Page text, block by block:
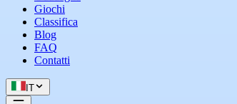
Giochi
Classifica
Blog
FAQ
Contatti
IT